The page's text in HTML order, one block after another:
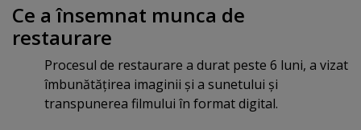
Ce a însemnat munca de
restaurare
Procesul de restaurare a durat peste 6 luni, a vizat
îmbunătăţirea imaginii şi a sunetului şi
transpunerea filmului în format digital.